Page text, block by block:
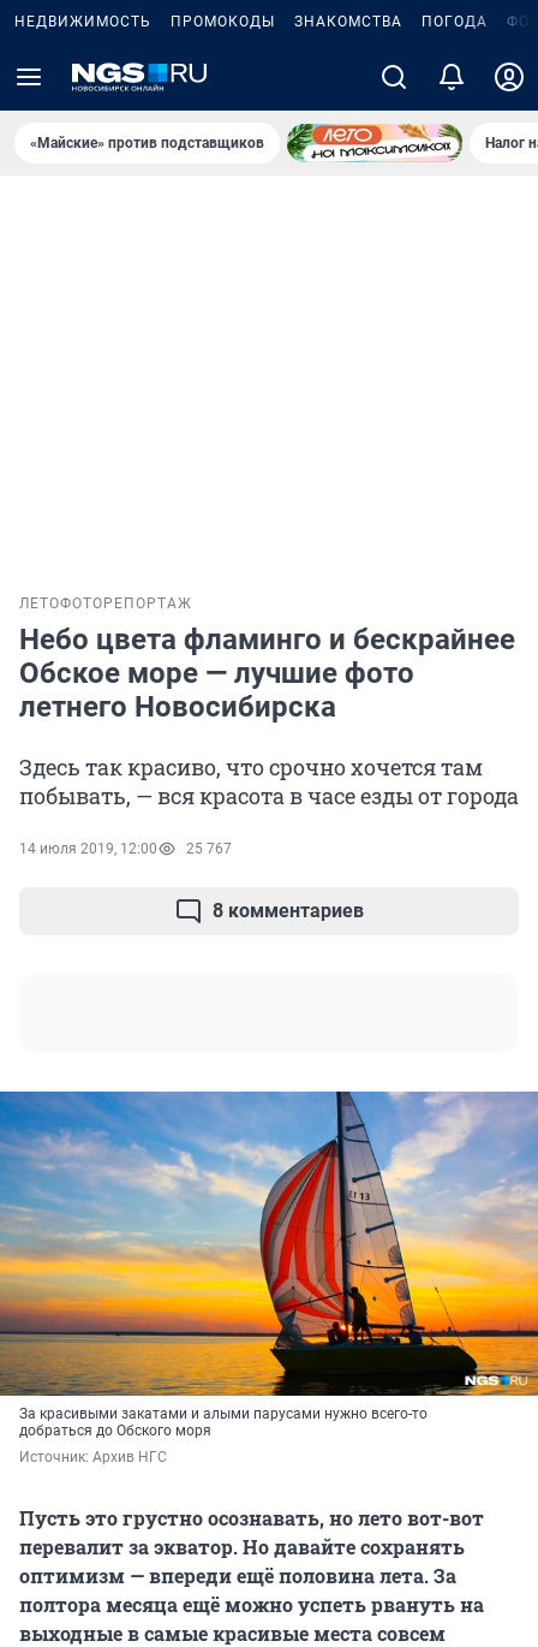
НЕДВИЖИМОСТЬ ПРОМОКОДЫ ЗНАКОМСТВА ПОГОДА
«Майские» против подставщиков Налог
ЛЕТОФОТОРЕПОРТАЖ
Небо цвета фламинго и бескрайнее
Обское море — лучшие фото
летнего Новосибирска
Здесь так красиво, что срочно хочется там
побывать, — вся красота в часе езды от города
14 июля 2019, 12:00 25 767
8 комментариев
За красивыми закатами и алыми парусами нужно всего-то
добраться до Обского моря
Источник: Архив НГС
Пусть это грустно осознавать, но лето вот-вот
перевалит за экватор. Но давайте сохранять
оптимизм — впереди ещё половина лета. За
полтора месяца ещё можно успеть рвануть на
выходные в самые красивые места совсем